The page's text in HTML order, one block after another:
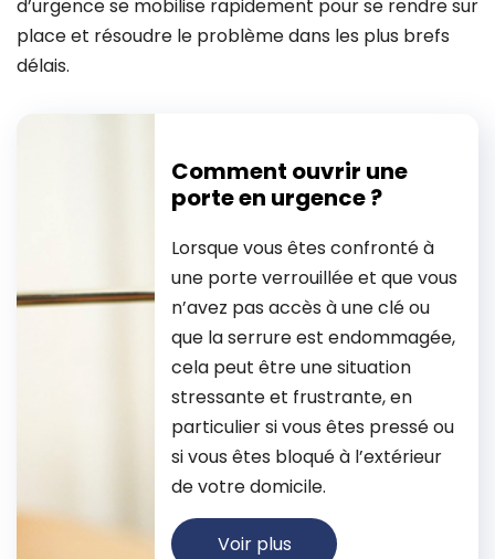
d’urgence se mobilise rapidement pour se rendre sur
place et résoudre le problème dans les plus brefs
délais.
Comment ouvrir une
porte en urgence ?
Lorsque vous êtes confronté à
une porte verrouillée et que vous
n’avez pas accès à une clé ou
que la serrure est endommagée,
cela peut être une situation
stressante et frustrante, en
particulier si vous êtes pressé ou
si vous êtes bloqué à l’extérieur
de votre domicile.
Voir plus